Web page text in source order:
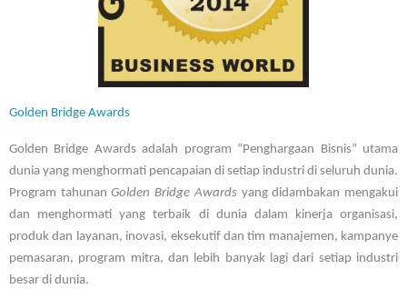
Golden Bridge Awards
Golden Bridge Awards adalah program “Penghargaan Bisnis” utama
dunia yang menghormati pencapaian di setiap industri di seluruh dunia.
Program tahunanGolden Bridge Awardsyang didambakan mengakui
dan menghormati yang terbaik di dunia dalam kinerja organisasi,
produk dan layanan, inovasi, eksekutif dan tim manajemen, kampanye
pemasaran, program mitra, dan lebih banyak lagi dari setiap industri
besar di dunia.